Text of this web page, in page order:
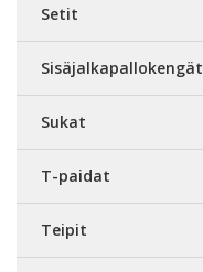
Setit
Sisäjalkapallokengät
Sukat
T-paidat
Teipit